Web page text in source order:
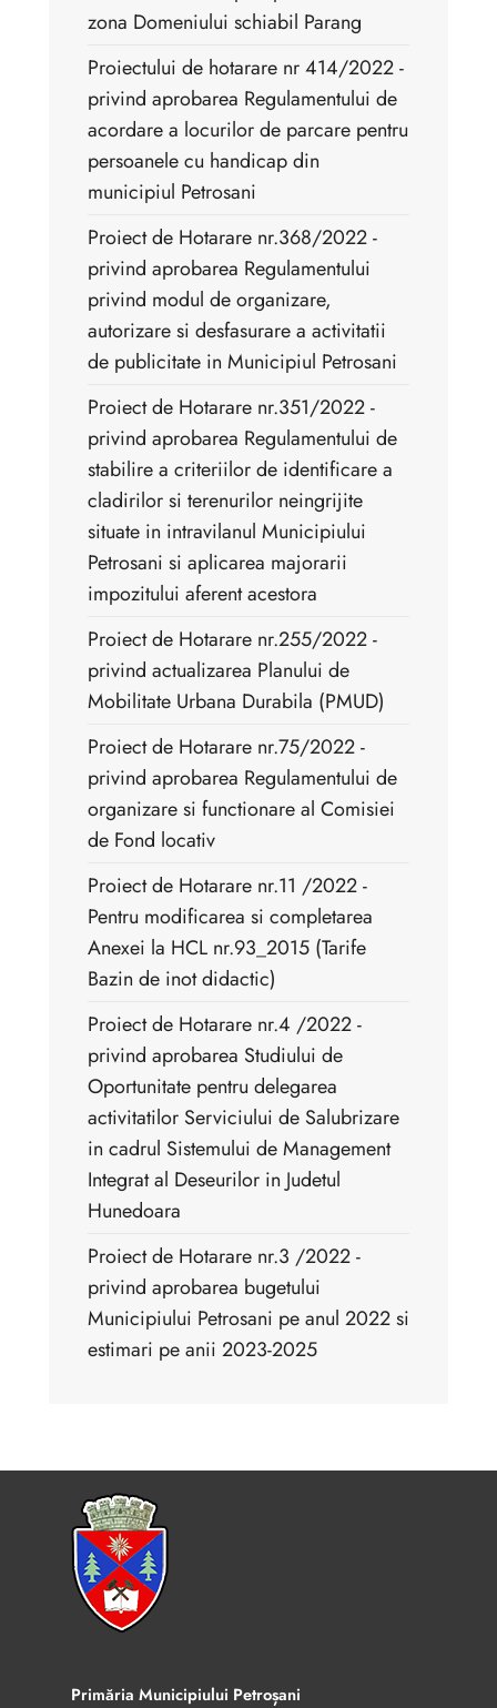
zona Domeniului schiabil Parang
Proiectului de hotarare nr 414/2022 -
privind aprobarea Regulamentului de
acordare a locurilor de parcare pentru
persoanele cu handicap din
municipiul Petrosani
Proiect de Hotarare nr.368/2022 - ​
privind aprobarea Regulamentului
privind modul de organizare,
autorizare si desfasurare a activitatii
de publicitate in Municipiul Petrosani
Proiect de Hotarare nr.351/2022 - ​
privind aprobarea Regulamentului de
stabilire a criteriilor de identificare a
cladirilor si terenurilor neingrijite
situate in intravilanul Municipiului
Petrosani si aplicarea majorarii
impozitului aferent acestora
Proiect de Hotarare nr.255/2022 -
privind actualizarea Planului de
Mobilitate Urbana Durabila (PMUD)
Proiect de Hotarare nr.75/2022 -
privind aprobarea Regulamentului de
organizare si functionare al Comisiei
de Fond locativ
Proiect de Hotarare nr.11 /2022 -
Pentru modificarea si completarea
Anexei la HCL nr.93_2015 (Tarife
Bazin de inot didactic)
Proiect de Hotarare nr.4 /2022 -
privind aprobarea Studiului de
Oportunitate pentru delegarea
activitatilor Serviciului de Salubrizare
in cadrul Sistemului de Management
Integrat al Deseurilor in Judetul
Hunedoara
Proiect de Hotarare nr.3 /2022 -
privind aprobarea bugetului
Municipiului Petrosani pe anul 2022 si
estimari pe anii 2023-2025
Primăria Municipiului Petroșani